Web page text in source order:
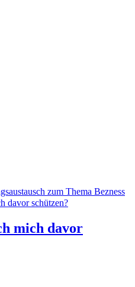
zum Thema Bezness
davor schützen?
mich davor